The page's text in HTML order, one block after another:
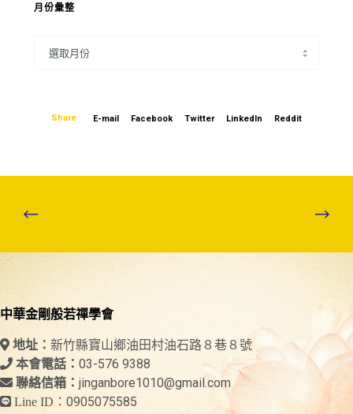
月份彙整
Share E-mail Facebook Twitter LinkedIn Reddit
中華金剛般若禪學會
地址： 新竹縣寶山鄉油田村油石路８巷８號
本會電話： 03-576 9388
聯絡信箱： jinganbore1010@gmail.com
Line ID： 0905075585